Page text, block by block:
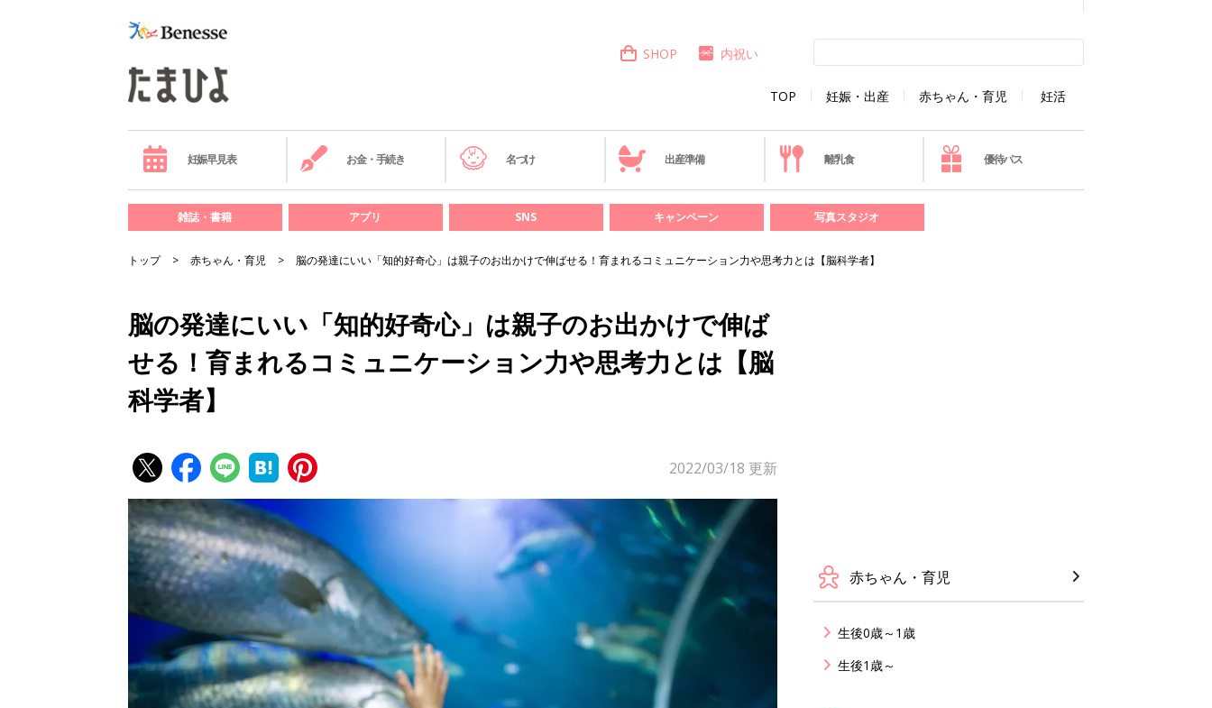
TOP 妊娠・出産 赤ちゃん・育児 妊活
SHOP 内祝い
妊娠早見表 お金・手続き 名づけ 出産準備 離乳食 優待パス
雑誌・書籍 アプリ SNS キャンペーン 写真スタジオ
トップ 赤ちゃん・育児 脳の発達にいい「知的好奇心」は親子のお出かけで伸ばせる！育まれるコミュニケーション力や思考力とは【脳科学者】
脳の発達にいい「知的好奇心」は親子のお出かけで伸ば
せる！育まれるコミュニケーション力や思考力とは【脳
科学者】
2022/03/18 更新
赤ちゃん・育児
生後0歳～1歳
生後1歳～